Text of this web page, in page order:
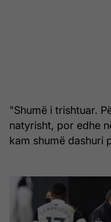
"Shumë i trishtuar.
natyrisht, por edhe
kam shumë dashuri